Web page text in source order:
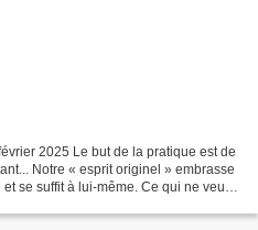
2025 Le but de la pratique est de
Notre « esprit originel » embrasse
se suffit à lui-même. Ce qui ne veut